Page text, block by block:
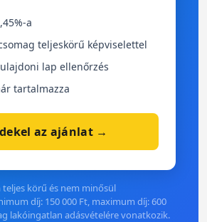
a
teljeskörű képviselettel
lap ellenőrzés
tartalmazza
az ajánlat →
körű és nem minősül
díj: 150 000 Ft, maximum díj: 600
lakóingatlan adásvételére vonatkozik.